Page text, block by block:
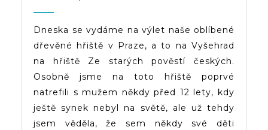
V
Praze
|
Vyšehrad
–
Dneska se vydáme na výlet naše oblíbené
dřevěné hřiště v Praze, a to na Vyšehrad
na hřiště Ze starých pověstí českých.
Osobně jsme na toto hřiště poprvé
natrefili s mužem někdy před 12 lety, kdy
ještě synek nebyl na světě, ale už tehdy
jsem věděla, že sem někdy své děti